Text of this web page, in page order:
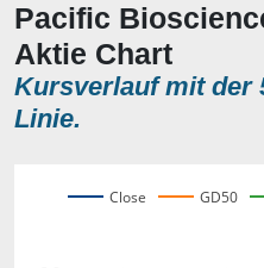
Pacific
Aktie Chart
Kursverlauf mit der
Linie.
Close GD50